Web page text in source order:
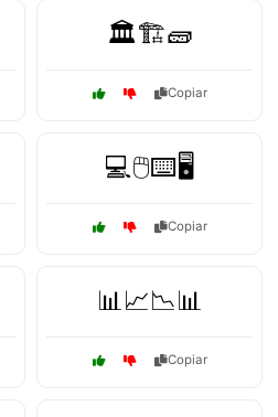
🏛️🏗️🧱
Copiar
💻🖱️⌨️🖥️
Copiar
📊📈📉📊
Copiar